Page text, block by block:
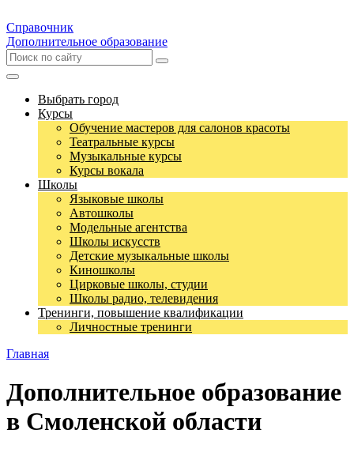
Справочник
Дополнительное образование
Выбрать город
Курсы
Обучение мастеров для салонов красоты
Театральные курсы
Музыкальные курсы
Курсы вокала
Школы
Языковые школы
Автошколы
Модельные агентства
Школы искусств
Детские музыкальные школы
Киношколы
Цирковые школы, студии
Школы радио, телевидения
Тренинги, повышение квалификации
Личностные тренинги
Главная
Дополнительное образование
в Смоленской области